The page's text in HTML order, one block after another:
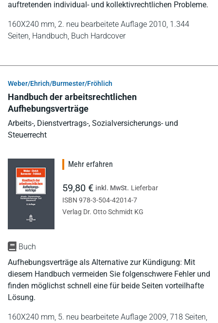
auftretenden individual- und kollektivrechtlichen Probleme.
160X240 mm, 2. neu bearbeitete Auflage 2010, 1.344
Seiten, Handbuch, Buch Hardcover
Weber/Ehrich/Burmester/Fröhlich
Handbuch der arbeitsrechtlichen
Aufhebungsverträge
Arbeits-, Dienstvertrags-, Sozialversicherungs- und
Steuerrecht
Buch
Aufhebungsverträge als Alternative zur Kündigung: Mit
diesem Handbuch vermeiden Sie folgenschwere Fehler und
finden möglichst schnell eine für beide Seiten vorteilhafte
Lösung.
160X240 mm, 5. neu bearbeitete Auflage 2009, 718 Seiten,
Mehr erfahren
59,80 € inkl. MwSt. Lieferbar
ISBN 978-3-504-42014-7
Verlag Dr. Otto Schmidt KG